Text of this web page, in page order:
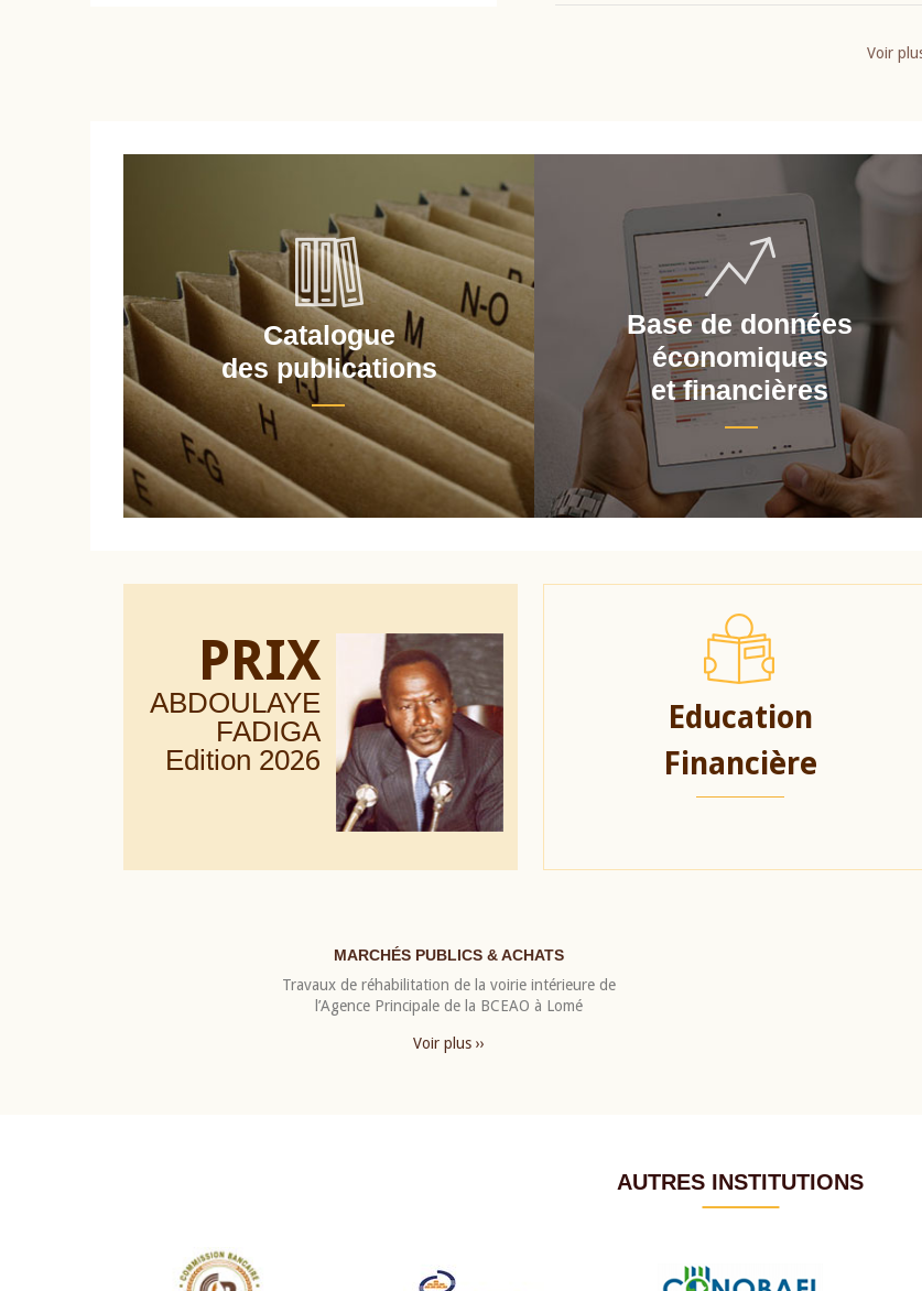
Voir
Catalogue
des publications
Base de données
économiques
et financières
PRIX
ABDOULAYE
FADIGA
Edition 2026
Education
Financière
MARCHÉS PUBLICS & ACHATS
Travaux de réhabilitation de la voirie intérieure de
l’Agence Principale de la BCEAO à Lomé
Voir plus ››
AUTRES INSTITUTIONS